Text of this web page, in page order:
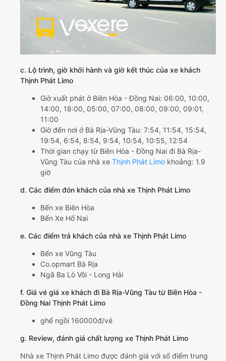
c. Lộ trình, giờ khởi hành và giờ kết thúc của xe khách
Thịnh Phát Limo
Giờ xuất phát ở Biên Hòa - Đồng Nai: 06:00, 10:00,
14:00, 18:00, 05:00, 07:00, 08:00, 09:00, 09:01,
11:00
Giờ đến nơi ở Bà Rịa-Vũng Tàu: 7:54, 11:54, 15:54,
19:54, 6:54, 8:54, 9:54, 10:54, 10:55, 12:54
Thời gian chạy từ Biên Hòa - Đồng Nai đi Bà Rịa-
Vũng Tàu của nhà xe Thịnh Phát Limo khoảng: 1.9
giờ
d. Các điểm đón khách của nhà xe Thịnh Phát Limo
Bến xe Biên Hòa
Bến Xe Hố Nai
e. Các điểm trả khách của nhà xe Thịnh Phát Limo
Bến xe Vũng Tàu
Co.opmart Bà Rịa
Ngã Ba Lò Vôi - Long Hải
f. Giá vé giá xe khách đi Bà Rịa-Vũng Tàu từ Biên Hòa -
Đồng Nai Thịnh Phát Limo
ghế ngồi 160000đ/vé
g. Review, đánh giá chất lượng xe Thịnh Phát Limo
Nhà xe Thịnh Phát Limo được đánh giá với số điểm trung